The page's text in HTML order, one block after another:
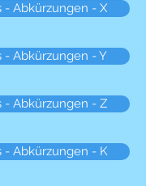
- Abkürzungen - X
- Abkürzungen - Y
- Abkürzungen - Z
- Abkürzungen - K